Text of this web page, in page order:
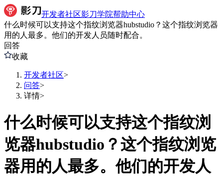
开发者社区影刀学院帮助中心
什么时候可以支持这个指纹浏览器hubstudio？这个指纹浏览器
用的人最多。他们的开发人员随时配合。
回答
收藏
开发者社区>
问答>
详情>
什么时候可以支持这个指纹浏
览器hubstudio？这个指纹浏览
器用的人最多。他们的开发人